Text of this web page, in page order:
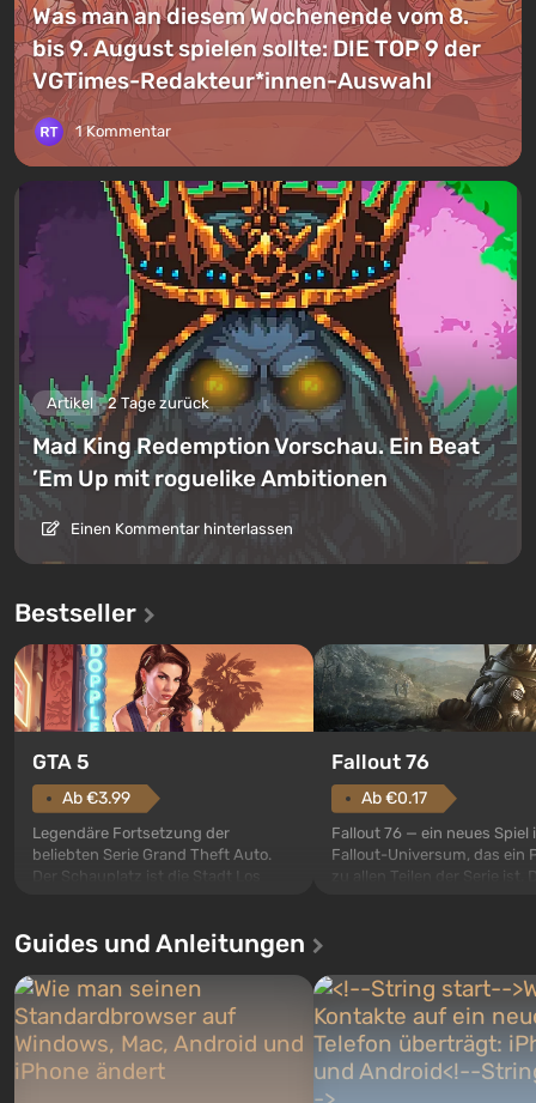
Was man an diesem Wochenende vom 8.
bis 9. August spielen sollte: DIE TOP 9 der
VGTimes-Redakteur*innen-Auswahl
1 Kommentar
Artikel 2 Tage zurück
Mad King Redemption Vorschau. Ein Beat
’Em Up mit roguelike Ambitionen
Einen Kommentar hinterlassen
Bestseller
GTA 5
Ab €3.99
Legendäre Fortsetzung der
beliebten Serie Grand Theft Auto.
Der Schauplatz ist die Stadt Los
ersten Mal erzählt das Spiel die
Geschichte von drei Charakteren:
Michael, Trevor und Franklin,
zwischen denen Sie jederzeit
wechse...
Fallout 76
Ab €0.17
Fallout 76 — ein neues Spiel
Fallout-Universum, das ein
zu allen Teilen der Serie ist.
nach dem Abwurf von
auf Amerika geöffnet wird.
Guides und Anleitungen